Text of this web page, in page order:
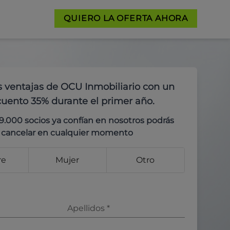
QUIERO LA OFERTA AHORA
ventajas de OCU Inmobiliario con un
35% durante el primer año.
socios ya confían en nosotros podrás
cancelar en cualquier momento
Mujer Otro
Apellidos *